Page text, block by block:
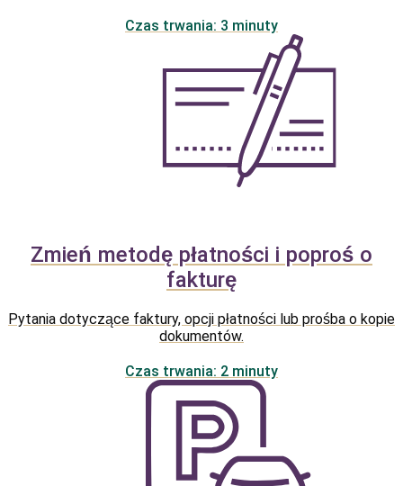
Czas trwania: 3 minuty
Zmień metodę płatności i poproś o
fakturę
Pytania dotyczące faktury, opcji płatności lub prośba o kopie
dokumentów.
Czas trwania: 2 minuty